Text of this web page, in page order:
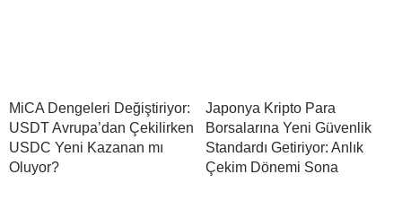
MiCA Dengeleri Değiştiriyor:
USDT Avrupa’dan Çekilirken
USDC Yeni Kazanan mı
Oluyor?
Japonya Kripto Para
Borsalarına Yeni Güvenlik
Standardı Getiriyor: Anlık
Çekim Dönemi Sona